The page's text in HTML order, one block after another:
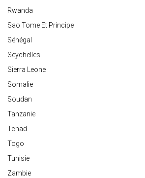
Rwanda
Sao Tome Et Principe
Sénégal
Seychelles
Sierra Leone
Somalie
Soudan
Tanzanie
Tchad
Togo
Tunisie
Zambie